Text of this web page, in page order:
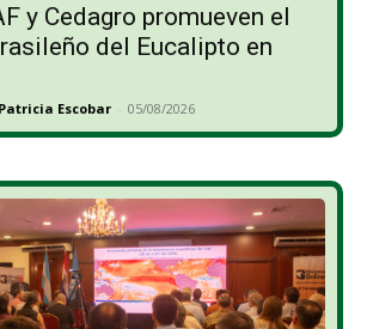
y Cedagro promueven el
del Eucalipto en
Patricia Escobar - 05/08/2026